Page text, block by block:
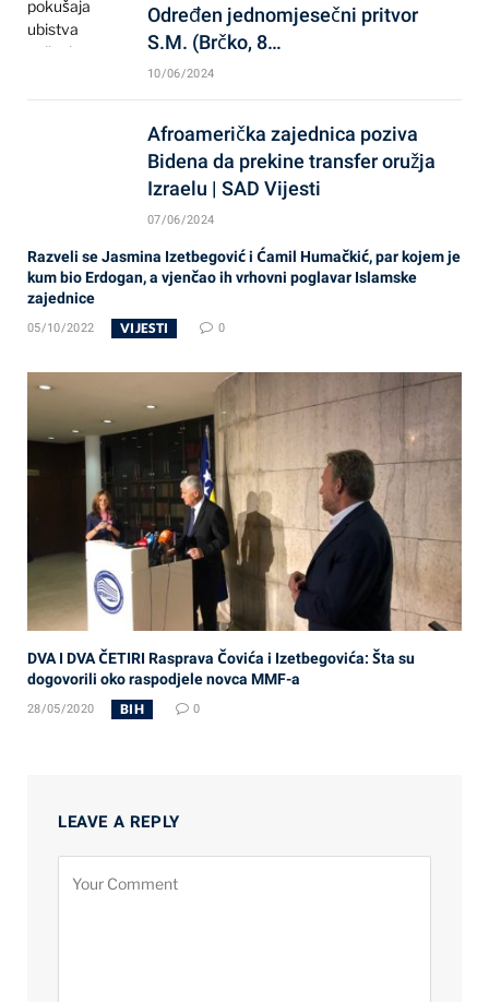
Određen jednomjesečni pritvor
S.M. (Brčko, 8…
10/06/2024
Afroamerička zajednica poziva
Bidena da prekine transfer oružja
Izraelu | SAD Vijesti
07/06/2024
Razveli se Jasmina Izetbegović i Ćamil Humačkić, par kojem je
kum bio Erdogan, a vjenčao ih vrhovni poglavar Islamske
zajednice
05/10/2022 VIJESTI 0
DVA I DVA ČETIRI Rasprava Čovića i Izetbegovića: Šta su
dogovorili oko raspodjele novca MMF-a
28/05/2020 BIH 0
LEAVE A REPLY